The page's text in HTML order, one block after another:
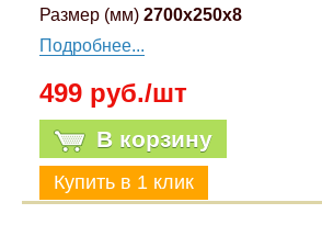
Размер (мм) 2700x250x8
Подробнее...
499 руб./шт
В корзину